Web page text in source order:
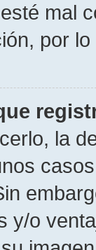
mal
por
la
y/o